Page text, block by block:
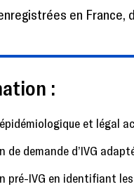
en
:
et légal
de demande d’IVG
pré-IVG en identifiant